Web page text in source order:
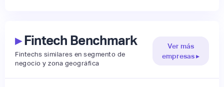
▸Fintech Benchmark
Fintechs similares en segmento de
negocio y zona geográfica
Ver más
empresas ▸